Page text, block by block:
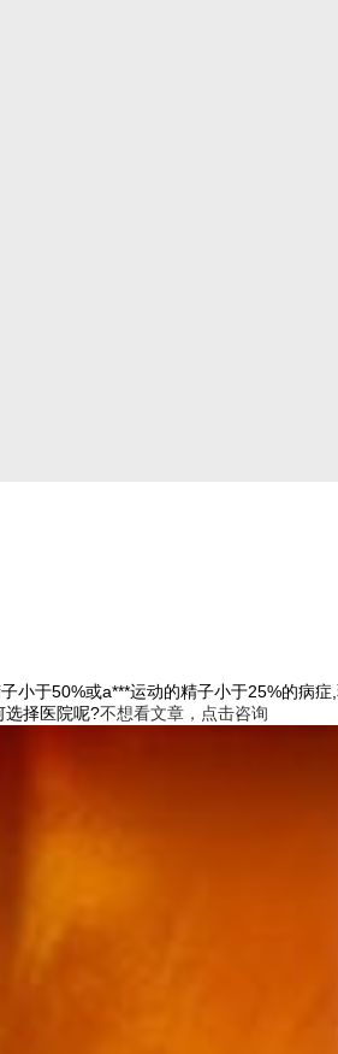
小于50%或a***运动的精子小于25%的病
选择医院呢?不想看文章，点击咨询